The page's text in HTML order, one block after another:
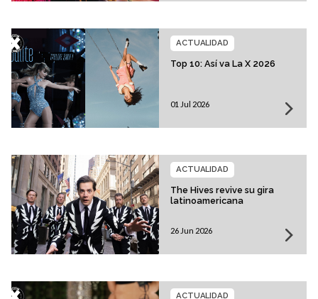
Top 10: Así va La X 2026
ACTUALIDAD
01 Jul 2026
The Hives revive su gira
latinoamericana
ACTUALIDAD
26 Jun 2026
ACTUALIDAD